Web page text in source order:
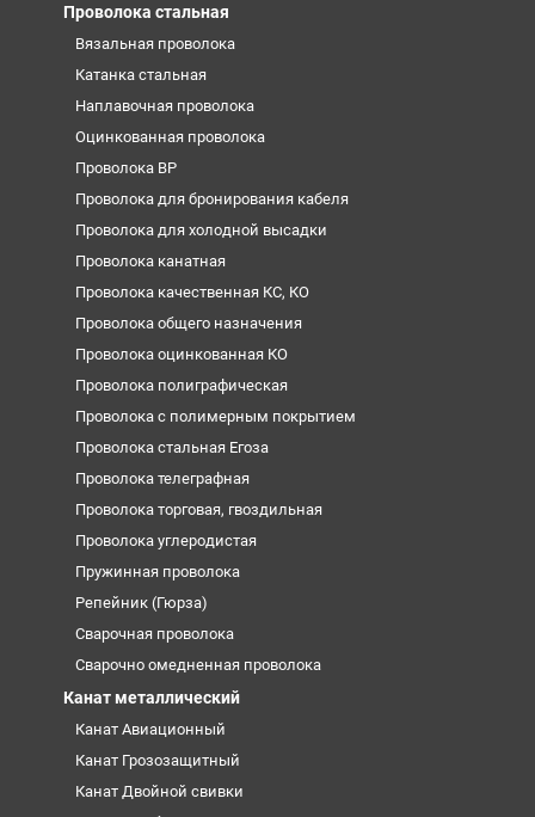
Проволока стальная
Вязальная проволока
Катанка стальная
Наплавочная проволока
Оцинкованная проволока
Проволока ВР
Проволока для бронирования кабеля
Проволока для холодной высадки
Проволока канатная
Проволока качественная КС, КО
Проволока общего назначения
Проволока оцинкованная КО
Проволока полиграфическая
Проволока с полимерным покрытием
Проволока стальная Егоза
Проволока телеграфная
Проволока торговая, гвоздильная
Проволока углеродистая
Пружинная проволока
Репейник (Гюрза)
Сварочная проволока
Сварочно омедненная проволока
Канат металлический
Канат Авиационный
Канат Грозозащитный
Канат Двойной свивки